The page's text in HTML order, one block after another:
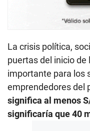
La crisis política,
puertas del inicio
importante para los
emprendedores del
significa al menos
significaría que 40